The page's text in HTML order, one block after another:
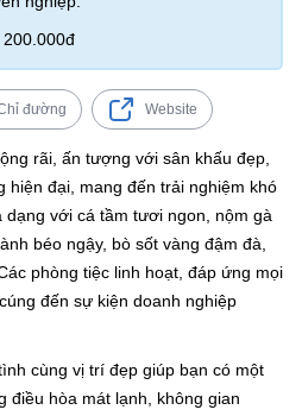
đường Website
rãi, ấn tượng với sân khấu đẹp,
hiện đại, mang đến trải nghiệm khó
với cá tầm tươi ngon, nộm gà
béo ngậy, bò sốt vàng đậm đà,
phòng tiệc linh hoạt, đáp ứng mọi
đến sự kiện doanh nghiệp
cùng vị trí đẹp giúp bạn có một
điều hòa mát lạnh, không gian